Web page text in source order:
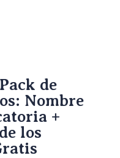
de
Nombre
+
los